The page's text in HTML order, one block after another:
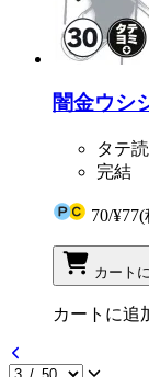
闇金ウシ
タテ
完結
70/¥77(
カート
カートに追